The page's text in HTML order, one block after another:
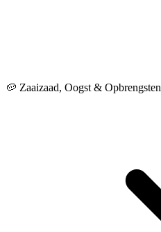
🥔 Zaaizaad, Oogst & Opbrengsten